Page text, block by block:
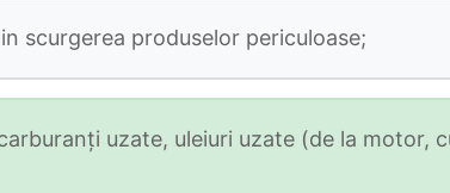
scurgerea produselor periculoase;
uzate, uleiuri uzate (de la motor,